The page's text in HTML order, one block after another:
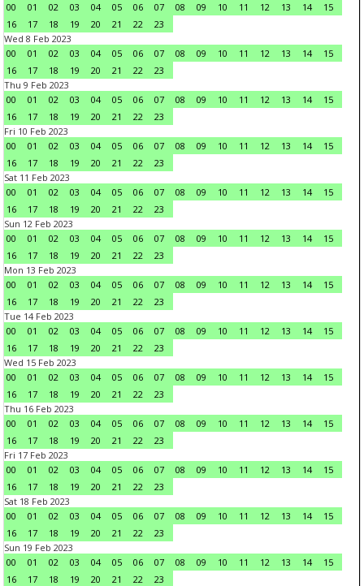
00
01 02 03 04 05 06 07 08 09 10 11 12 13 14
15
16
17 18 19 20 21 22
23
Wed 8 Feb 2023
00
01 02 03 04 05 06 07 08 09 10 11 12 13 14
15
16
17 18 19 20 21 22
23
Thu 9 Feb 2023
00
01 02 03 04 05 06 07 08 09 10 11 12 13 14
15
16
17 18 19 20 21 22
23
Fri 10 Feb 2023
00
01 02 03 04 05 06 07 08 09 10 11 12 13 14
15
16
17 18 19 20 21 22
23
Sat 11 Feb 2023
00
01 02 03 04 05 06 07 08 09 10 11 12 13 14
15
16
17 18 19 20 21 22
23
Sun 12 Feb 2023
00
01 02 03 04 05 06 07 08 09 10 11 12 13 14
15
16
17 18 19 20 21 22
23
Mon 13 Feb 2023
00
01 02 03 04 05 06 07 08 09 10 11 12 13 14
15
16
17 18 19 20 21 22
23
Tue 14 Feb 2023
00
01 02 03 04 05 06 07 08 09 10 11 12 13 14
15
16
17 18 19 20 21 22
23
Wed 15 Feb 2023
00
01 02 03 04 05 06 07 08 09 10 11 12 13 14
15
16
17 18 19 20 21 22
23
Thu 16 Feb 2023
00
01 02 03 04 05 06 07 08 09 10 11 12 13 14
15
16
17 18 19 20 21 22
23
Fri 17 Feb 2023
00
01 02 03 04 05 06 07 08 09 10 11 12 13 14
15
16
17 18 19 20 21 22
23
Sat 18 Feb 2023
00
01 02 03 04 05 06 07 08 09 10 11 12 13 14
15
16
17 18 19 20 21 22
23
Sun 19 Feb 2023
00
01 02 03 04 05 06 07 08 09 10 11 12 13 14
15
16
17 18 19 20 21 22
23